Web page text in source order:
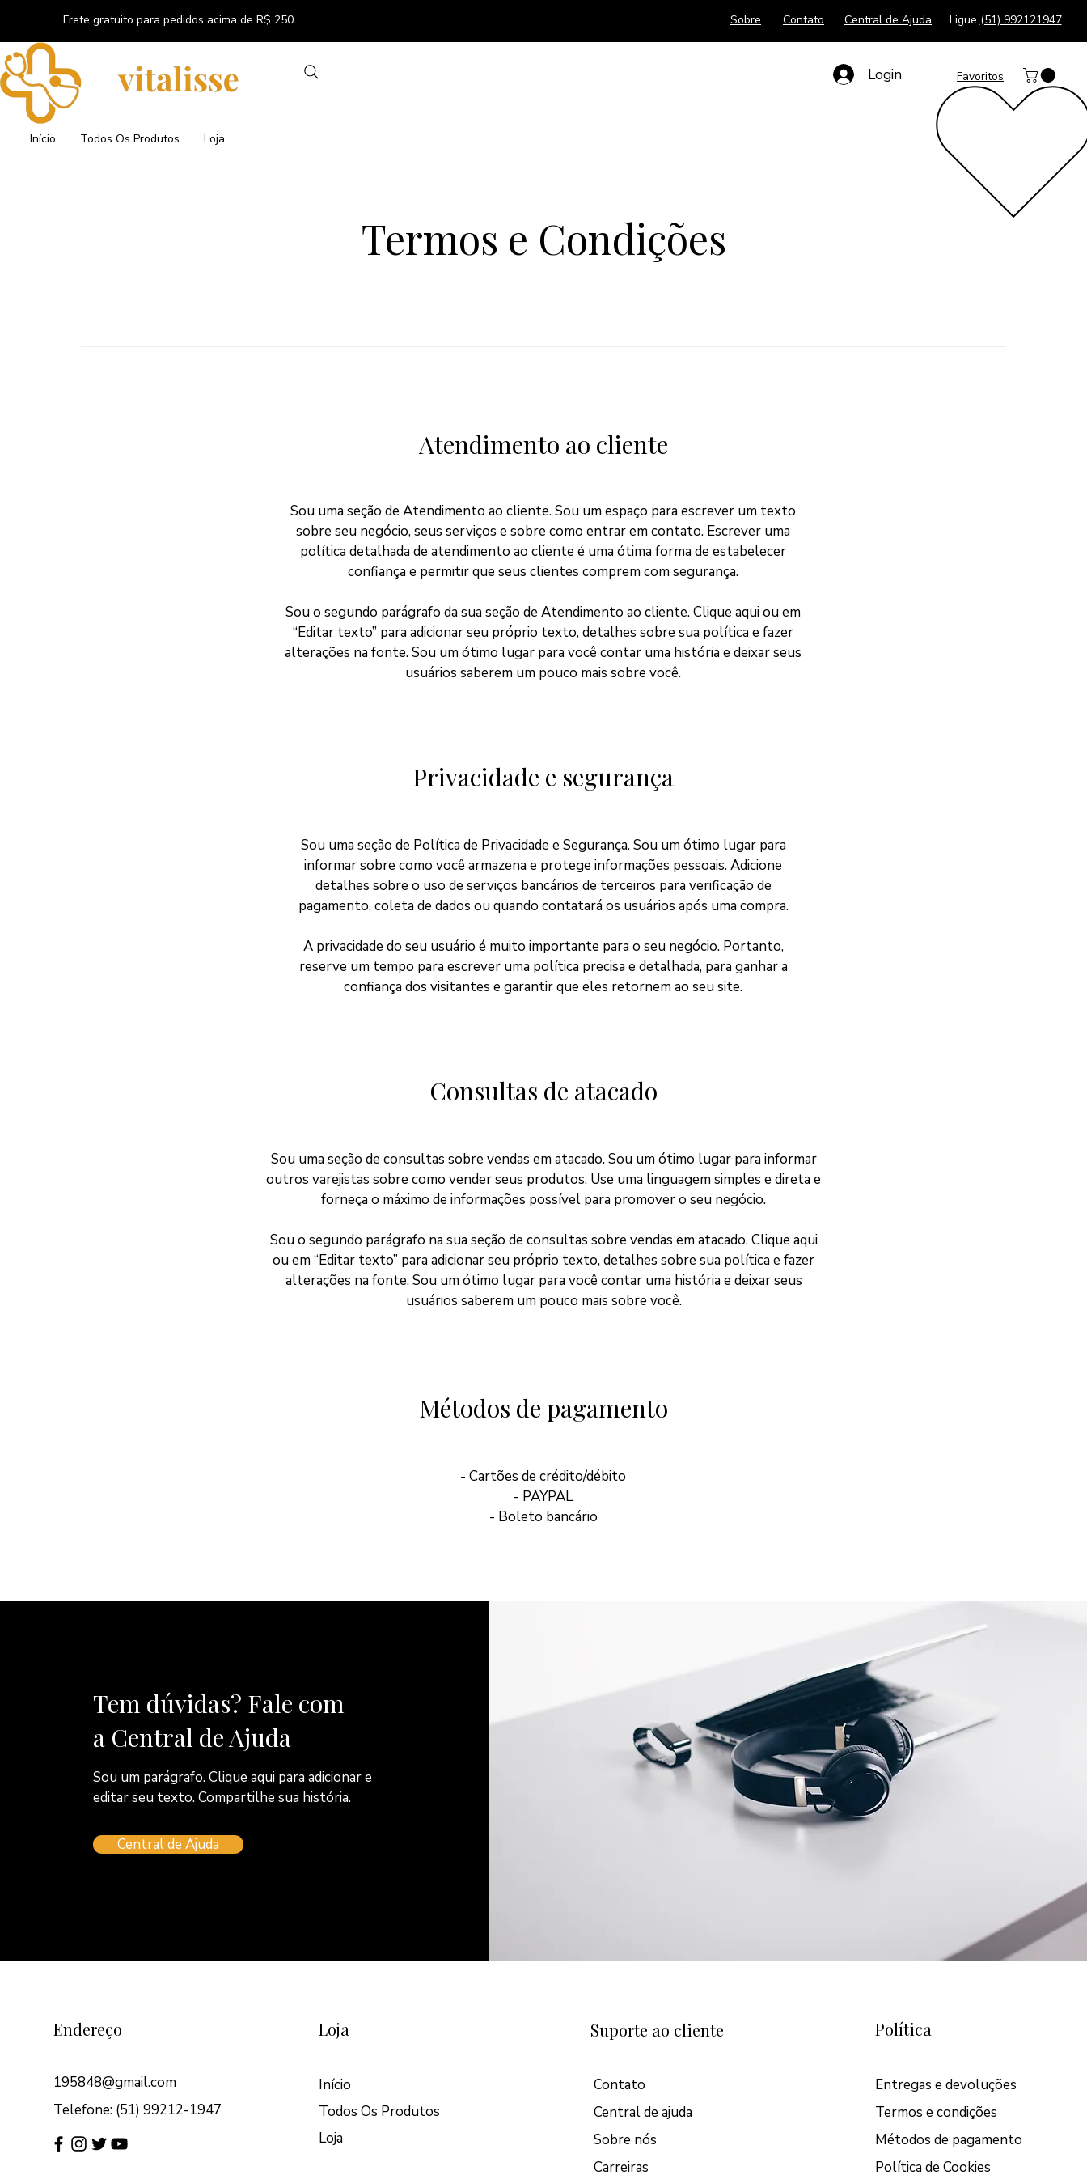
Frete gratuito para pedidos acima de R$ 250 Sobre Contato Central de Ajuda Ligue (51) 992121947
Login Favoritos
Início Todos Os Produtos Loja
Termos e Condições
Atendimento ao cliente
Sou uma seção de Atendimento ao cliente. Sou um espaço para escrever um texto
sobre seu negócio, seus serviços e sobre como entrar em contato. Escrever uma
política detalhada de atendimento ao cliente é uma ótima forma de estabelecer
confiança e permitir que seus clientes comprem com segurança.
Sou o segundo parágrafo da sua seção de Atendimento ao cliente. Clique aqui ou em
“Editar texto” para adicionar seu próprio texto, detalhes sobre sua política e fazer
alterações na fonte. Sou um ótimo lugar para você contar uma história e deixar seus
usuários saberem um pouco mais sobre você.
Privacidade e segurança
Sou uma seção de Política de Privacidade e Segurança. Sou um ótimo lugar para
informar sobre como você armazena e protege informações pessoais. Adicione
detalhes sobre o uso de serviços bancários de terceiros para verificação de
pagamento, coleta de dados ou quando contatará os usuários após uma compra.
A privacidade do seu usuário é muito importante para o seu negócio. Portanto,
reserve um tempo para escrever uma política precisa e detalhada, para ganhar a
confiança dos visitantes e garantir que eles retornem ao seu site.
Consultas de atacado
Sou uma seção de consultas sobre vendas em atacado. Sou um ótimo lugar para informar
outros varejistas sobre como vender seus produtos. Use uma linguagem simples e direta e
forneça o máximo de informações possível para promover o seu negócio.
Sou o segundo parágrafo na sua seção de consultas sobre vendas em atacado. Clique aqui
ou em “Editar texto” para adicionar seu próprio texto, detalhes sobre sua política e fazer
alterações na fonte. Sou um ótimo lugar para você contar uma história e deixar seus
usuários saberem um pouco mais sobre você.
Métodos de pagamento
- Cartões de crédito/débito
- PAYPAL
- Boleto bancário
Tem dúvidas? Fale com
a Central de Ajuda
Sou um parágrafo. Clique aqui para adicionar e
editar seu texto. Compartilhe sua história.
Central de Ajuda
Endereço
195848@gmail.com
Telefone: (51) 99212-1947
Loja
Início
Todos Os Produtos
Loja
Suporte ao cliente
Contato
Central de ajuda
Sobre nós
Carreiras
Política
Entregas e devoluções
Termos e condições
Métodos de pagamento
Política de Cookies